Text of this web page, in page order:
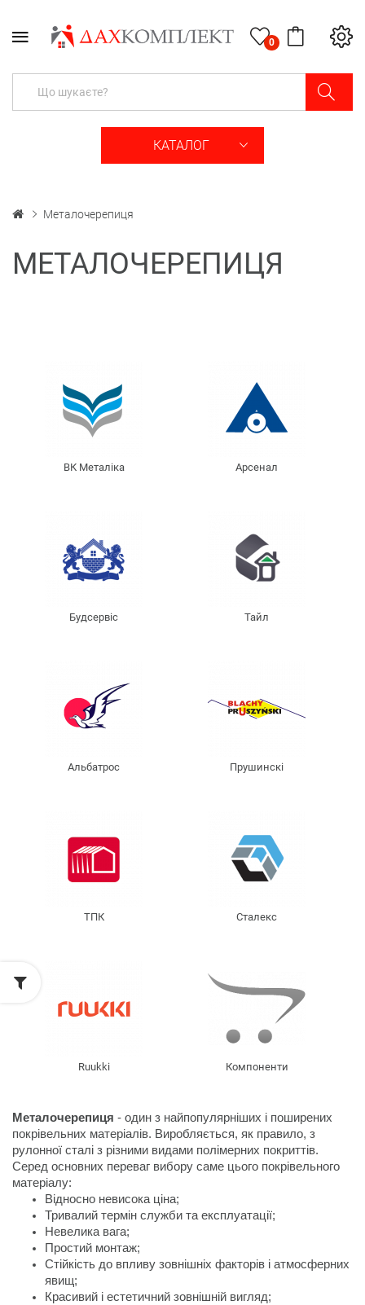
0
КАТАЛОГ
Металочерепиця
МЕТАЛОЧЕРЕПИЦЯ
ВК Металіка Арсенал
Будсервіс Тайл
Альбатрос Прушинскі
ТПК Сталекс
Ruukki Компоненти
Металочерепиця - один з найпопулярніших і поширених
покрівельних матеріалів. Виробляється, як правило, з
рулонної сталі з різними видами полімерних покриттів.
Серед основних переваг вибору саме цього покрівельного
матеріалу:
Стійкість до впливу зовнішніх факторів і атмосферних